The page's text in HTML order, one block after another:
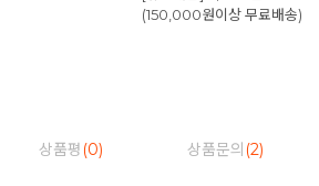
(150,000원이상 무료배송)
상품평 (0) 상품문의 (2)